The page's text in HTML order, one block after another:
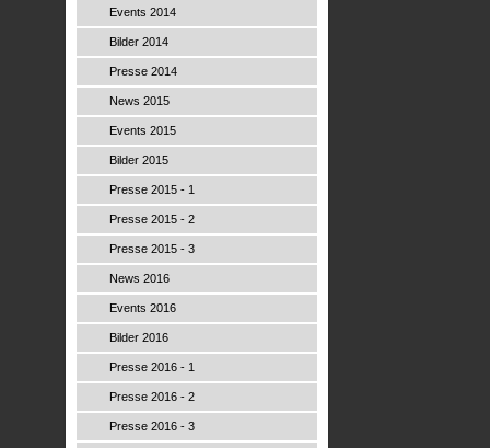
Events 2014
Bilder 2014
Presse 2014
News 2015
Events 2015
Bilder 2015
Presse 2015 - 1
Presse 2015 - 2
Presse 2015 - 3
News 2016
Events 2016
Bilder 2016
Presse 2016 - 1
Presse 2016 - 2
Presse 2016 - 3